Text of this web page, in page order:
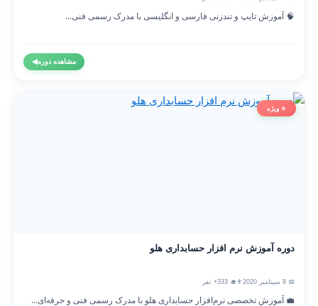
🧠 آموزش تایپ و تندزنی فارسی و انگلیسی با مدرک رسمی فنی...
مشاهده دوره◀
⭐ ویژه
دوره آموزش نرم افزار حسابداری هلو
👨‍🎓 333+ نفر
💼 آموزش تخصصی نرم‌افزار حسابداری هلو با مدرک رسمی فنی و حرفه‌ای...